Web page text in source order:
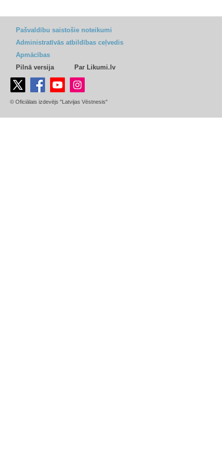
Pašvaldību saistošie noteikumi
Administratīvās atbildības ceļvedis
Apmācības
Pilnā versija
Par Likumi.lv
© Oficiālais izdevējs "Latvijas Vēstnesis"